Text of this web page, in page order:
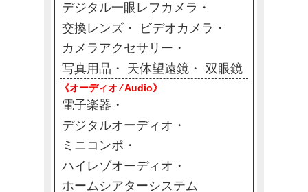
デジタル一眼レフカメラ
交換レンズ
ビデオカメラ
カメラアクセサリー
写真用品
天体望遠鏡 双眼鏡
《オーディオ ⁄ Audio》
電子楽器
デジタルオーディオ
ミニコンポ
ハイレゾオーディオ
ホームシアターシステム